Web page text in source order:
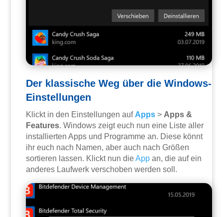
Der klassische Weg über die Windows-
Einstellungen
Klickt in den Einstellungen auf Apps > Apps &
Features. Windows zeigt euch nun eine Liste aller
installierten Apps und Programme an. Diese könnt
ihr euch nach Namen, aber auch nach Größen
sortieren lassen. Klickt nun dieApp an, die auf ein
anderes Laufwerk verschoben werden soll.